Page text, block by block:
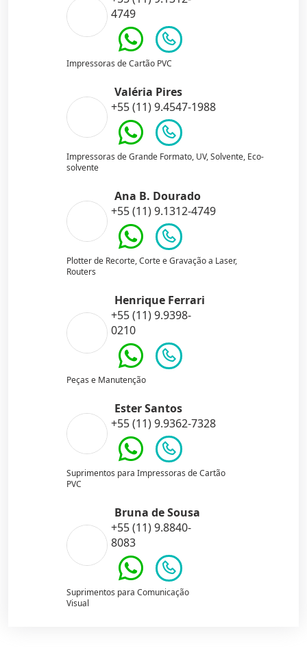
4749
Impressoras de Cartão PVC
Valéria Pires
+55 (11) 9.4547-1988
Impressoras de Grande Formato, UV, Solvente, Eco-
solvente
Ana B. Dourado
+55 (11) 9.1312-4749
Plotter de Recorte, Corte e Gravação a Laser,
Routers
Henrique Ferrari
+55 (11) 9.9398-
0210
Peças e Manutenção
Ester Santos
+55 (11) 9.9362-7328
Suprimentos para Impressoras de Cartão
PVC
Bruna de Sousa
+55 (11) 9.8840-
8083
Suprimentos para Comunicação
Visual